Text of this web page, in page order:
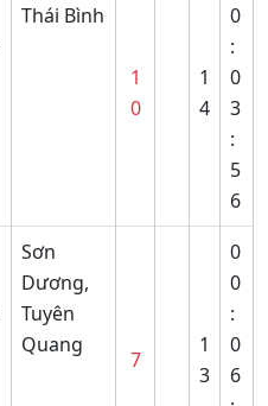
Thái Bình
1
0
1
4
0
:
0
3
:
5
6
Sơn
Dương,
Tuyên
Quang
7
1
3
0
0
:
0
6